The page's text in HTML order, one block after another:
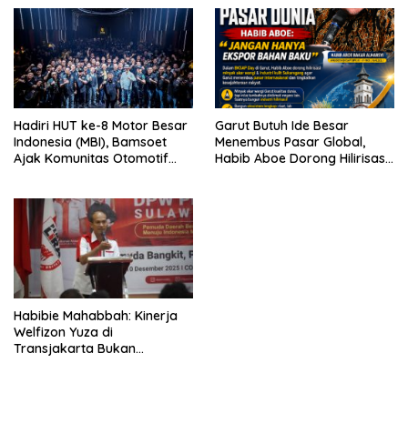
Hadiri HUT ke-8 Motor Besar
Indonesia (MBI), Bamsoet
Ajak Komunitas Otomotif
Derasnya Provokasi Pecah
Belah Bangsa
Garut Butuh Ide Besar
Menembus Pasar Global,
Habib Aboe Dorong Hilirisasi
Habibie Mahabbah: Kinerja
Welfizon Yuza di
Transjakarta Bukan